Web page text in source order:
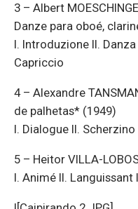
3 – Albert
Danze para oboé,
I. Introduzione II.
Capriccio
4 – Alexandre
de palhetas* (1949)
I. Dialogue II. Scherzino
5 – Heitor VILLA-
I. Animé II. Languissant